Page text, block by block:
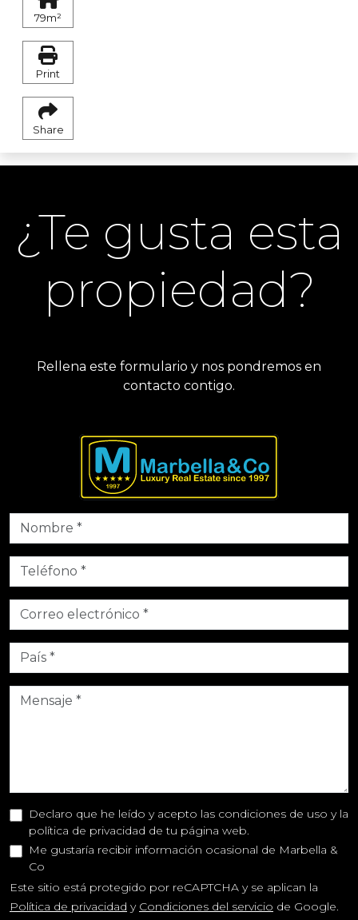
79m²
Print
Share
¿Te gusta esta
propiedad?
Rellena este formulario y nos pondremos en
contacto contigo.
Declaro que he leído y acepto las condiciones de uso y la
política de privacidad de tu página web.
Me gustaría recibir información ocasional de Marbella &
Co
Este sitio está protegido por reCAPTCHA y se aplican la
Política de privacidad y Condiciones del servicio de Google.